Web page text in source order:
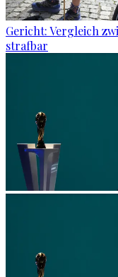
Gericht: Ver­gleich
straf­bar